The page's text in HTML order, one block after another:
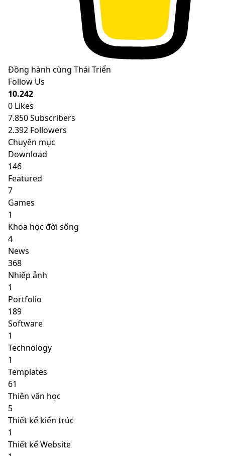
Đồng hành cùng Thái Triển
Follow Us
10.242
0 Likes
7.850Subscribers
2.392 Followers
Chuyên mục
Download
146
Featured
7
Games
1
Khoa học đời sống
4
News
368
Nhiếp ảnh
1
Portfolio
189
Software
1
Technology
1
Templates
61
Thiên văn học
5
Thiết kế kiến trúc
1
Thiết kế Website